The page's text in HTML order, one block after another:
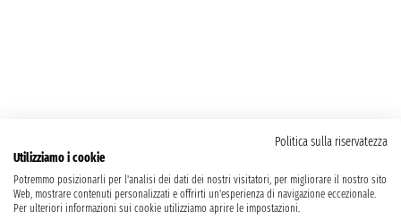
Politica sulla riservatezza
Utilizziamo i cookie
Potremmo posizionarli per l'analisi dei dati dei nostri visitatori, per migliorare il nostro sito
Web, mostrare contenuti personalizzati e offrirti un'esperienza di navigazione eccezionale.
Per ulteriori informazioni sui cookie utilizziamo aprire le impostazioni.